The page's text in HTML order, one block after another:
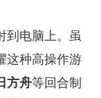
到电脑上。虽
这种高操作游
方舟等回合制